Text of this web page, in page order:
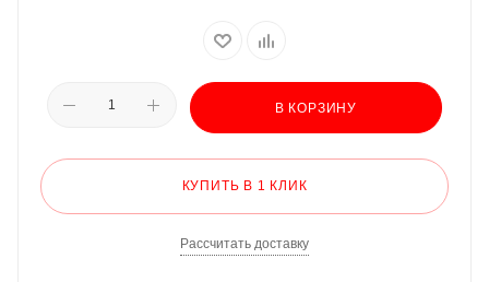
В КОРЗИНУ
КУПИТЬ В 1 КЛИК
Рассчитать доставку